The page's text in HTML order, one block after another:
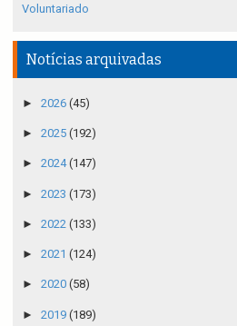
Voluntariado
Notícias arquivadas
► 2026 (45)
► 2025 (192)
► 2024(147)
► 2023 (173)
► 2022 (133)
► 2021 (124)
► 2020 (58)
► 2019 (189)